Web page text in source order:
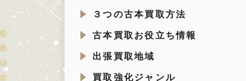
３つの古本買取方法
古本買取お役立ち情報
出張買取地域
買取強化ジャンル